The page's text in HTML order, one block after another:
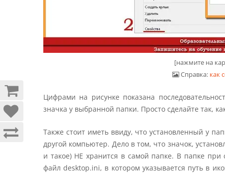
[нажмите на
Справка: как
Цифрами на рисунке показана
значка у выбранной папки. Просто сделайте так,
Также стоит иметь ввиду, что установленный у
другой компьютер. Дело в том, что значок,
и такое) НЕ хранится в самой папке. В папке
файл desktop.ini, в котором указывается путь в